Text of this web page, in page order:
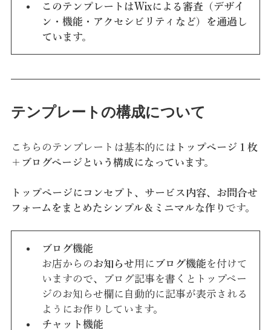
このテンプレートはWixによる審査（デザイ
ン・機能・アクセシビリティなど）を通過し
ています。
テンプレートの構成について
こちらのテンプレートは基本的には トップページ１枚
＋ブログページという構成になっています。
トップページにコンセプト、サービス内容、お問合せ
フォームをまとめたシンプル＆ミニマルな作り です。
ブログ機能
お店からのお知らせ用に ブログ機能を付けて
いますので、ブログ記事を書くとトップペー
ジのお知らせ欄に自動的に記事が表示される
ようにお作りしています。
チャット機能